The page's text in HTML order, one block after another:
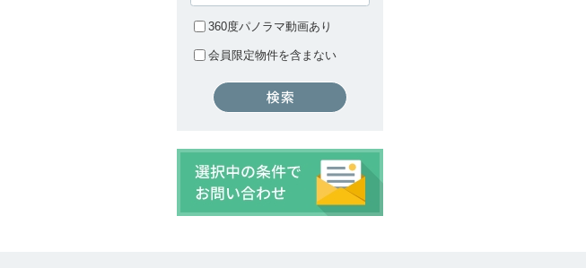
360度パノラマ動画あり
会員限定物件を含まない